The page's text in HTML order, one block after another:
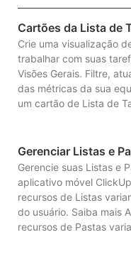
Cartões da Lista de
Crie uma visualização
trabalhar com suas
Visões Gerais. Filtre,
das métricas da sua
um cartão de Lista de
Gerenciar Listas e
Gerencie suas Listas e
aplicativo móvel
recursos de Listas
do usuário. Saiba mais
recursos de Pastas